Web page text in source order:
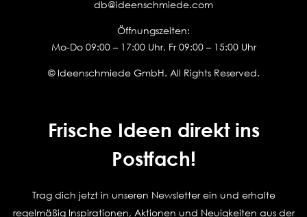
db@ideenschmiede.com
Öffnungszeiten:
Mo-Do 09:00 – 17:00 Uhr, Fr 09:00 – 15:00 Uhr
© Ideenschmiede GmbH. All Rights Reserved.
Frische Ideen direkt ins
Postfach!
Trag dich jetzt in unseren Newsletter ein und erhalte
regelmäßig Inspirationen, Aktionen und Neuigkeiten aus der